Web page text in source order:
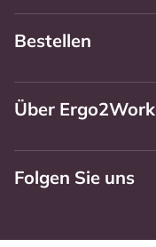
Bestellen
Über Ergo2Work
Folgen Sie uns